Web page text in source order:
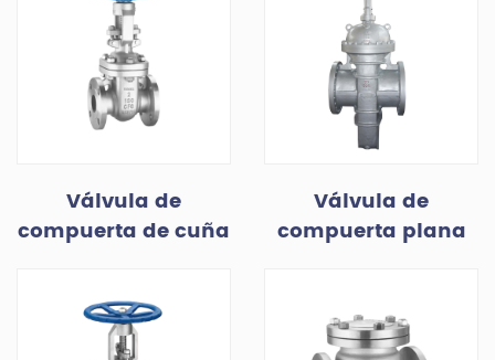
Válvula de
compuerta de cuña
Válvula de
compuerta plana